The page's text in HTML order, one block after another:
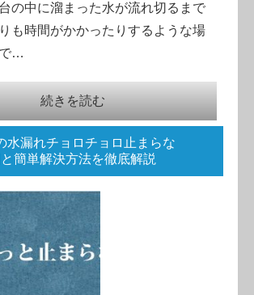
の中に溜まった水が流れ切るまで
も時間がかかったりするような場
…
続きを読む
水漏れチョロチョロ止まらな
簡単解決方法を徹底解説